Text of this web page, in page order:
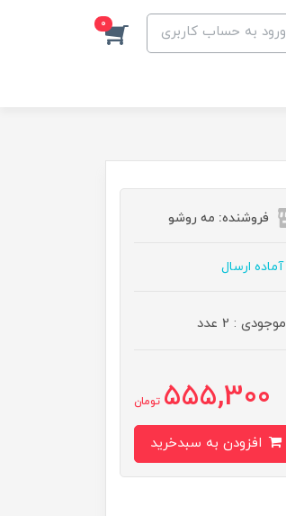
ورود به حساب کاربری 0
فروشنده: مه رو‌شو
آماده ارسال
موجودی : 2 عدد
555,300 تومان